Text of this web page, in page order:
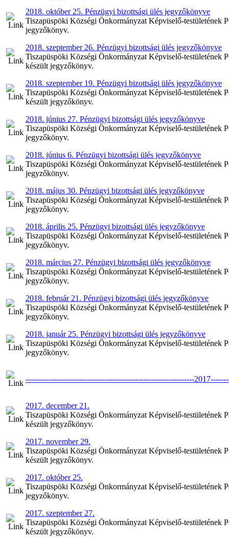
2018. október 25. Pénzügyi bizottsági ülés jegyzőkönyve
Tiszapüspöki Községi Önkormányzat Képviselő-testületének
jegyzőkönyv.
2018. szeptember 26. Pénzügyi bizottsági ülés jegyzőkönyve
Tiszapüspöki Községi Önkormányzat Képviselő-testületének
készült jegyzőkönyv.
2018. szeptember 19. Pénzügyi bizottsági ülés jegyzőkönyve
Tiszapüspöki Községi Önkormányzat Képviselő-testületének
készült jegyzőkönyv.
2018. június 27. Pénzügyi bizottsági ülés jegyzőkönyve
Tiszapüspöki Községi Önkormányzat Képviselő-testületének
jegyzőkönyv.
2018. június 6. Pénzügyi bizottsági ülés jegyzőkönyve
Tiszapüspöki Községi Önkormányzat Képviselő-testületének
jegyzőkönyv.
2018. május 30. Pénzügyi bizottsági ülés jegyzőkönyve
Tiszapüspöki Községi Önkormányzat Képviselő-testületének
jegyzőkönyv.
2018. április 25. Pénzügyi bizottsági ülés jegyzőkönyve
Tiszapüspöki Községi Önkormányzat Képviselő-testületének
jegyzőkönyv.
2018. március 27. Pénzügyi bizottsági ülés jegyzőkönyve
Tiszapüspöki Községi Önkormányzat Képviselő-testületének
jegyzőkönyv.
2018. február 21. Pénzügyi bizottsági ülés jegyzőkönyve
Tiszapüspöki Községi Önkormányzat Képviselő-testületének
jegyzőkönyv.
2018. január 25. Pénzügyi bizottsági ülés jegyzőkönyve
Tiszapüspöki Községi Önkormányzat Képviselő-testületének
jegyzőkönyv.
------------------------------------------------------------------
2017. december 21.
Tiszapüspöki Községi Önkormányzat Képviselő-testületének
készült jegyzőkönyv.
2017. november 29.
Tiszapüspöki Községi Önkormányzat Képviselő-testületének
készült jegyzőkönyv.
2017. október 25.
Tiszapüspöki Községi Önkormányzat Képviselő-testületének
jegyzőkönyv.
2017. szeptember 27.
Tiszapüspöki Községi Önkormányzat Képviselő-testületének
készült jegyzőkönyv.